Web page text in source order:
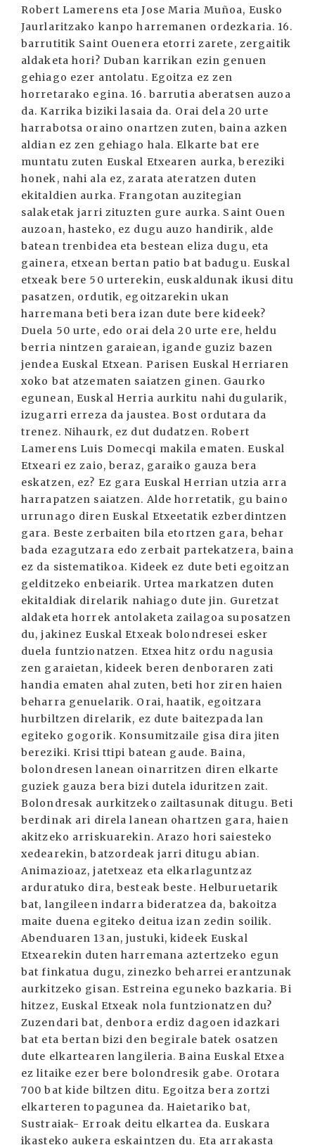
Robert Lamerens eta Jose Maria Muñoa, Eusko
Jaurlaritzako kanpo harremanen ordezkaria. 16.
barrutitik Saint Ouenera etorri zarete, zergaitik
aldaketa hori? Duban karrikan ezin genuen
gehiago ezer antolatu. Egoitza ez zen
horretarako egina. 16. barrutia aberatsen auzoa
da. Karrika biziki lasaia da. Orai dela 20 urte
harrabotsa oraino onartzen zuten, baina azken
aldian ez zen gehiago hala. Elkarte bat ere
muntatu zuten Euskal Etxearen aurka, bereziki
honek, nahi ala ez, zarata ateratzen duten
ekitaldien aurka. Frangotan auzitegian
salaketak jarri zituzten gure aurka. Saint Ouen
auzoan, hasteko, ez dugu auzo handirik, alde
batean trenbidea eta bestean eliza dugu, eta
gainera, etxean bertan patio bat badugu. Euskal
etxeak bere 50 urterekin, euskaldunak ikusi ditu
pasatzen, ordutik, egoitzarekin ukan
harremana beti bera izan dute bere kideek?
Duela 50 urte, edo orai dela 20 urte ere, heldu
berria nintzen garaiean, igande guziz bazen
jendea Euskal Etxean. Parisen Euskal Herriaren
xoko bat atzematen saiatzen ginen. Gaurko
egunean, Euskal Herria aurkitu nahi dugularik,
izugarri erreza da jaustea. Bost ordutara da
trenez. Nihaurk, ez dut dudatzen. Robert
Lamerens Luis Domecqi makila ematen. Euskal
Etxeari ez zaio, beraz, garaiko gauza bera
eskatzen, ez? Ez gara Euskal Herrian utzia arra
harrapatzen saiatzen. Alde horretatik, gu baino
urrunago diren Euskal Etxeetatik ezberdintzen
gara. Beste zerbaiten bila etortzen gara, behar
bada ezagutzara edo zerbait partekatzera, baina
ez da sistematikoa. Kideek ez dute beti egoitzan
gelditzeko enbeiarik. Urtea markatzen duten
ekitaldiak direlarik nahiago dute jin. Guretzat
aldaketa horrek antolaketa zailagoa suposatzen
du, jakinez Euskal Etxeak bolondresei esker
duela funtzionatzen. Etxea hitz ordu nagusia
zen garaietan, kideek beren denboraren zati
handia ematen ahal zuten, beti hor ziren haien
beharra genuelarik. Orai, haatik, egoitzara
hurbiltzen direlarik, ez dute baitezpada lan
egiteko gogorik. Konsumitzaile gisa dira jiten
bereziki. Krisi ttipi batean gaude. Baina,
bolondresen lanean oinarritzen diren elkarte
guziek gauza bera bizi dutela iduritzen zait.
Bolondresak aurkitzeko zailtasunak ditugu. Beti
berdinak ari direla lanean ohartzen gara, haien
akitzeko arriskuarekin. Arazo hori saiesteko
xedearekin, batzordeak jarri ditugu abian.
Animazioaz, jatetxeaz eta elkarlaguntzaz
arduratuko dira, besteak beste. Helburuetarik
bat, langileen indarra bideratzea da, bakoitza
maite duena egiteko deitua izan zedin soilik.
Abenduaren 13an, justuki, kideek Euskal
Etxearekin duten harremana aztertzeko egun
bat finkatua dugu, zinezko beharrei erantzunak
aurkitzeko gisan. Estreina eguneko bazkaria. Bi
hitzez, Euskal Etxeak nola funtzionatzen du?
Zuzendari bat, denbora erdiz dagoen idazkari
bat eta bertan bizi den begirale batek osatzen
dute elkartearen langileria. Baina Euskal Etxea
ez litaike ezer bere bolondresik gabe. Orotara
700 bat kide biltzen ditu. Egoitza bera zortzi
elkarteren topagunea da. Haietariko bat,
Sustraiak- Erroak deitu elkartea da. Euskara
ikasteko aukera eskaintzen du. Eta arrakasta